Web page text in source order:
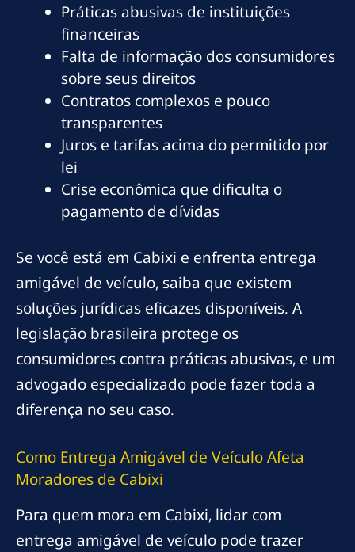
Práticas abusivas de instituições
financeiras
Falta de informação dos consumidores
sobre seus direitos
Contratos complexos e pouco
transparentes
Juros e tarifas acima do permitido por
lei
Crise econômica que dificulta o
pagamento de dívidas
Se você está em Cabixi e enfrenta entrega
amigável de veículo, saiba que existem
soluções jurídicas eficazes disponíveis. A
legislação brasileira protege os
consumidores contra práticas abusivas, e um
advogado especializado pode fazer toda a
diferença no seu caso.
Como Entrega Amigável de Veículo Afeta
Moradores de Cabixi
Para quem mora em Cabixi, lidar com
entrega amigável de veículo pode trazer